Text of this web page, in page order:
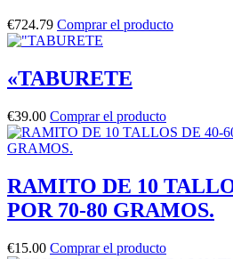
€724.79 Comprar el producto
«TABURETE
€39.00 Comprar el producto
RAMITO DE 10
POR 70-80 GRAMOS.
€15.00 Comprar el producto